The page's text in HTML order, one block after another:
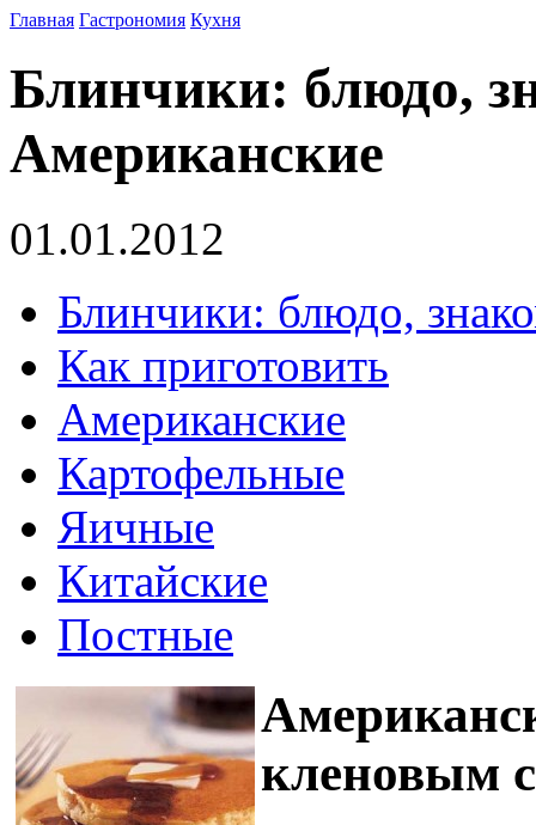
Главная Гастрономия Кухня
Блинчики: блюдо,
Американские
01.01.2012
Блинчики: блюдо,
Как приготовить
Американские
Картофельные
Яичные
Китайские
Постные
кленовым